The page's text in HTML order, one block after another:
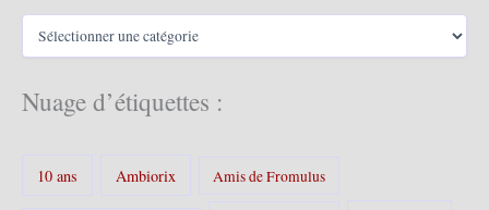
s
C
é
g
Nuage d’étiquettes :
10 ans Ambiorix Amis de Fromulus